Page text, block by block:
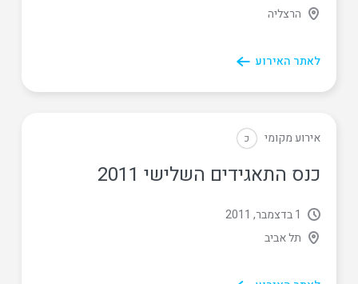
הרצליה
לאתר האירוע
כנס התאגידים השלישי 2011
אירוע מקומי כ
1 בדצמבר, 2011
תל אביב